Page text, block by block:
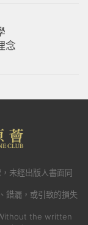
念
未經出版人書面同
錯漏，或引致的損失
the written